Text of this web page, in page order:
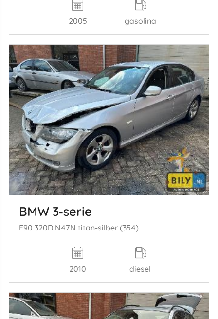
2005 gasolina
BMW 3‑serie
E90 320D N47N titan-silber (354)
2010 diesel